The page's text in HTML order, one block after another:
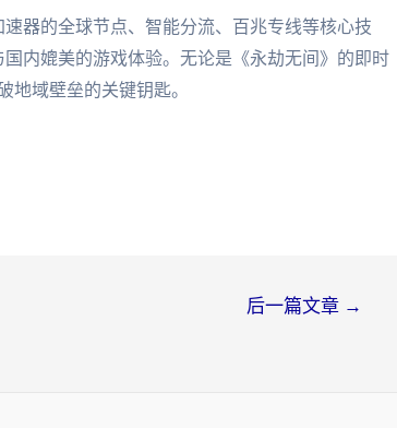
器的全球节点、智能分流、百兆专线等核心技
内媲美的游戏体验。无论是《永劫无间》的即时
地域壁垒的关键钥匙。
后一篇文章 →